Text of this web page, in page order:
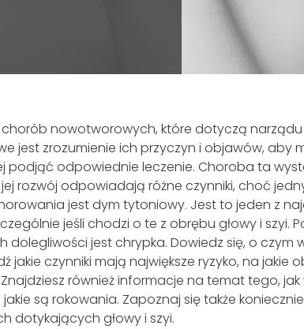
nowotworowych, które dotyczą
jest zrozumienie ich przyczyn i objawów, aby
podjąć odpowiednie leczenie. Choroba ta
rozwój odpowiadają różne czynniki, choć
jest dym tytoniowy. Jest to jeden z
jeśli chodzi o te z obrębu głowy i szyi.
dolegliwości jest chrypka. Dowiedz się, o czym
jakie czynniki mają największe ryzyko, na
również informacje na temat tego,
są rokowania. Zapoznaj się także
dotykających głowy i szyi.